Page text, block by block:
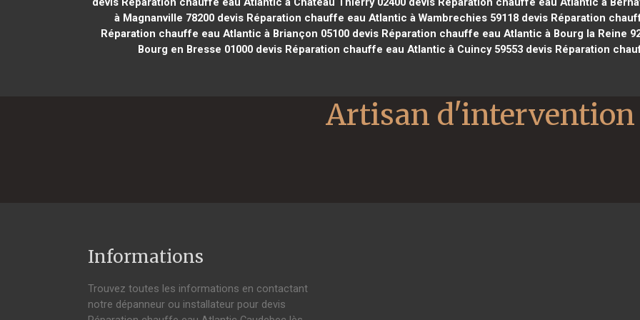
à Magnanville 78200devis Réparation chauffe eau Atlantic à Wambrechies 59118devis Réparation
Réparation chauffe eau Atlantic à Briançon 05100devis Réparation chauffe eau Atlantic à Bourg la Reine
Bourg en Bresse 01000 devis Réparation chauffe eau Atlantic à Cuincy 59553 devis Réparation
Informations
Trouvez toutes les informations en contactant
notre dépanneur ou installateur pour devis
Artisan d'intervention